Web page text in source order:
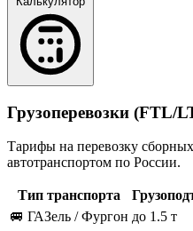
Грузоперевозки (FTL/
Тарифы на перевозку
автотранспортом по России.
Тип транспорта
🚐 ГАЗель / Фургон до 1.5 т